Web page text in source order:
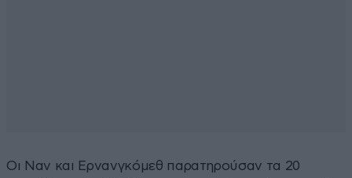
Οι Ναν και Ερνανγκόμεθ παρατηρούσαν τα 20